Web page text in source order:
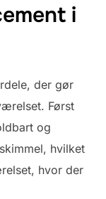
i
der gør
Først
og
hvilket
hvor der